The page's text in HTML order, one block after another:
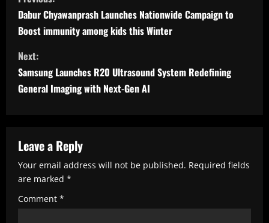
o
n
t
i
n
R
e
a
d
Dabur Chyawanprash Launches Nationwide Campaign to
Boost immunity among kids this Winter
Next:
Samsung Launches R20 Ultrasound System Redefining
General Imaging with Next-Gen AI
Leave a Reply
Your email address will not be published. Required fields
are marked *
Comment *